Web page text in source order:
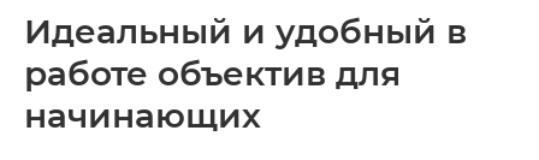
Идеальный и удобный в
работе объектив для
начинающих